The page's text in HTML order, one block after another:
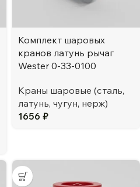
Комплект шаровых
кранов латунь рычаг
Wester 0-33-0100
Краны шаровые (сталь,
латунь, чугун, нерж)
1656 ₽